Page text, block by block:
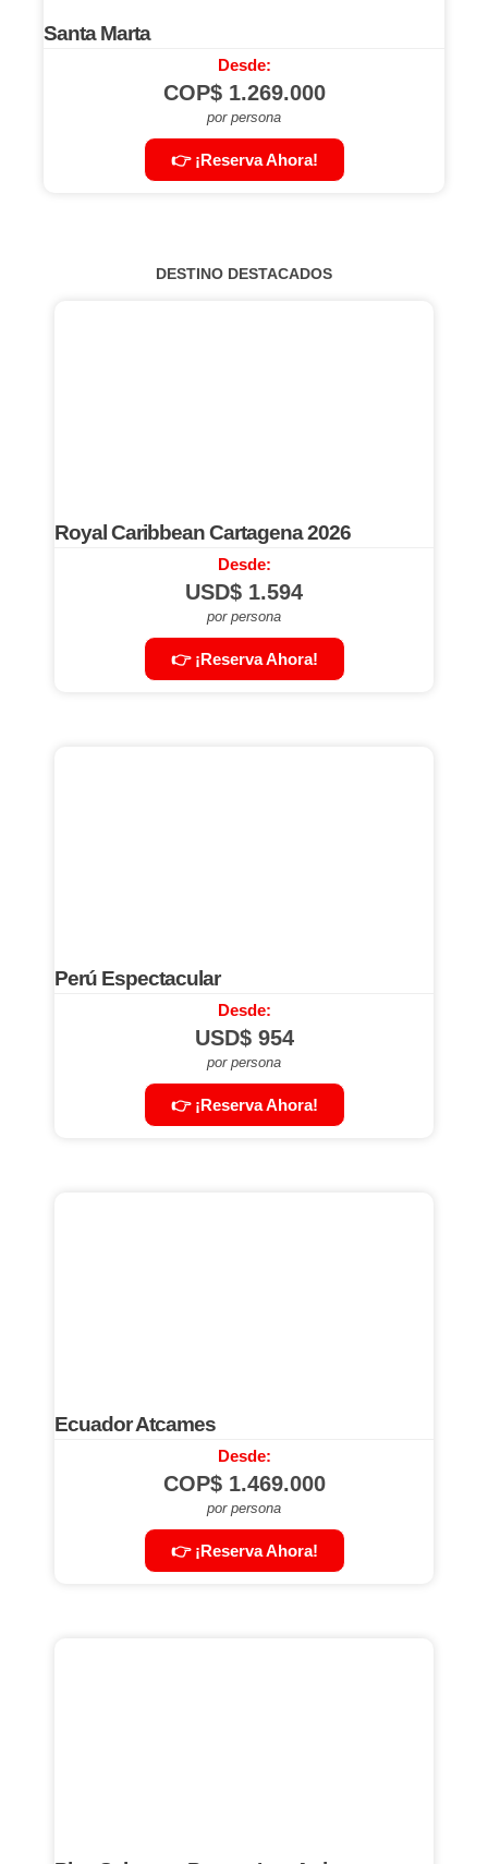
Santa Marta
Desde:
COP$1.269.000
por persona
👉 ¡Reserva Ahora!
DESTINO DESTACADOS
Royal Caribbean Cartagena 2026
Desde:
USD$ 1.594
por persona
👉 ¡Reserva Ahora!
Perú Espectacular
Desde:
USD$954
por persona
👉 ¡Reserva Ahora!
Ecuador Atcames
Desde:
COP$1.469.000
por persona
👉 ¡Reserva Ahora!